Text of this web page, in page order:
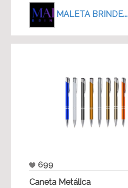
MALETA BRINDE...
699
Caneta Metálica